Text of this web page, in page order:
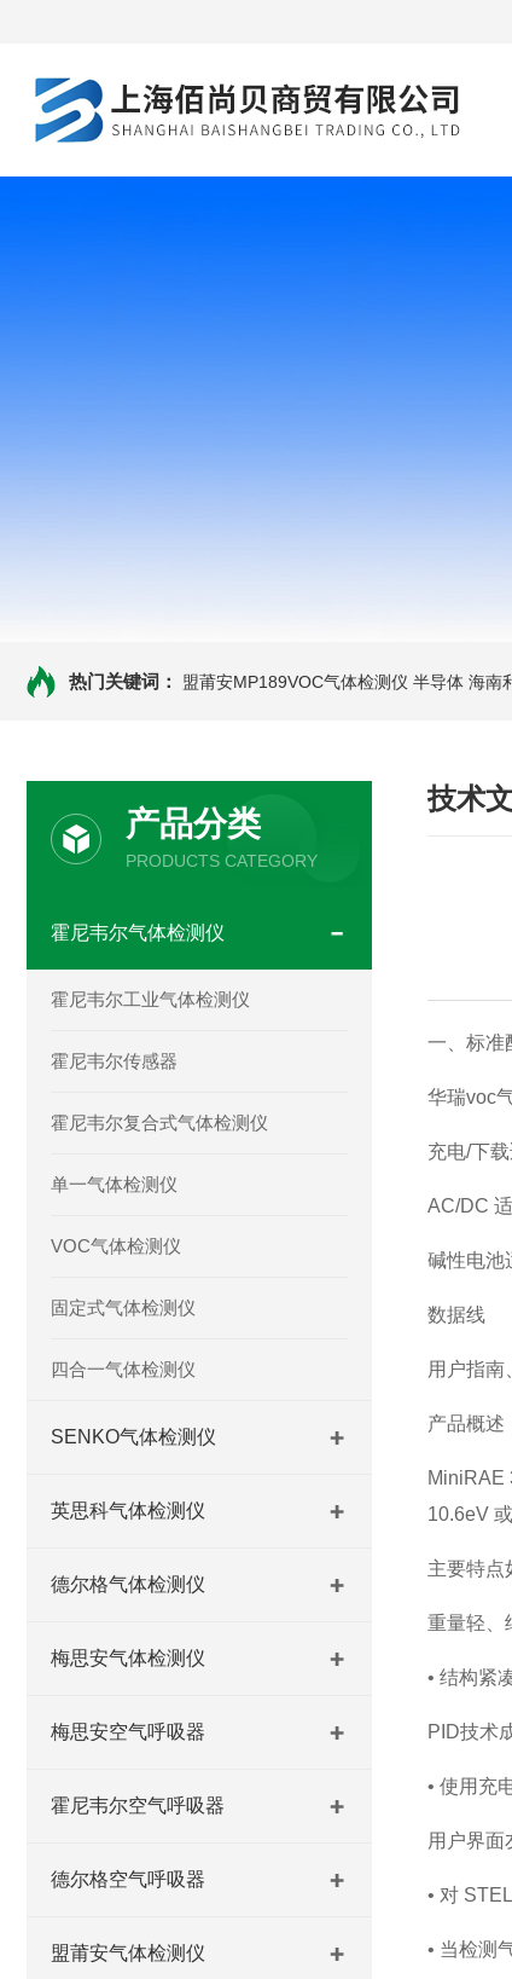
热门关键词： 盟莆安MP189VOC气体检测仪 半导体 海南
产品分类
PRODUCTS CATEGORY
霍尼韦尔气体检测仪
霍尼韦尔工业气体检测仪
霍尼韦尔传感器
霍尼韦尔复合式气体检测仪
单一气体检测仪
VOC气体检测仪
固定式气体检测仪
四合一气体检测仪
SENKO气体检测仪
英思科气体检测仪
德尔格气体检测仪
梅思安气体检测仪
梅思安空气呼吸器
霍尼韦尔空气呼吸器
德尔格空气呼吸器
盟莆安气体检测仪
技术
一、标准
华瑞voc
充电/下
AC/DC
碱性电池
数据线
用户指南
产品概述
MiniRAE
10.6eV
主要特点
重量轻、
• 结构紧
PID技术
• 使用充
用户界面
• 对
• 当检测